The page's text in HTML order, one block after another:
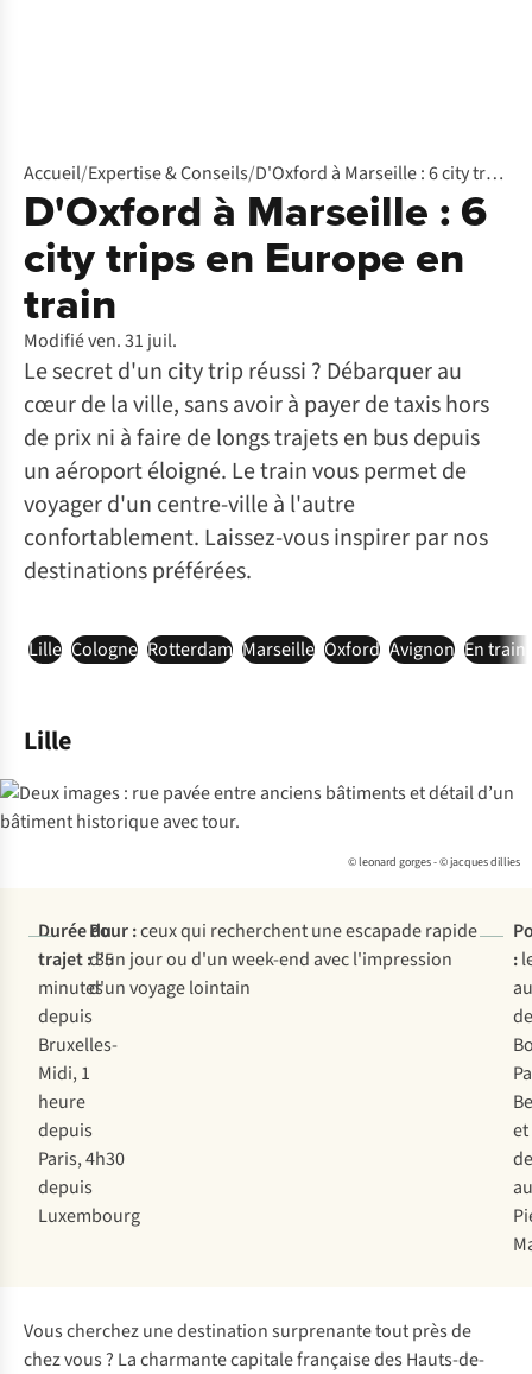
Accueil/Expertise & Conseils/ D'Oxford à Marseille : 6 city trips en Europe en train
D'Oxford à Marseille : 6
city trips en Europe en
train
Modifié ven. 31 juil.
Le secret d'un city trip réussi ? Débarquer au
cœur de la ville, sans avoir à payer de taxis hors
de prix ni à faire de longs trajets en bus depuis
un aéroport éloigné. Le train vous permet de
voyager d'un centre-ville à l'autre
confortablement. Laissez-vous inspirer par nos
destinations préférées.
Lille Cologne Rotterdam Marseille Oxford Avignon En train
Lille
© leonard gorges - © jacques dillies
Durée du
trajet :35
minutes
depuis
Bruxelles-
Midi, 1
heure
depuis
Paris, 4h30
depuis
Luxembourg
Pour :ceux qui recherchent une escapade rapide
d'un jour ou d'un week-end avec l'impression
d'un voyage lointain
:
Vous cherchez une destination surprenante tout près de
chez vous ? La charmante capitale française des Hauts-de-